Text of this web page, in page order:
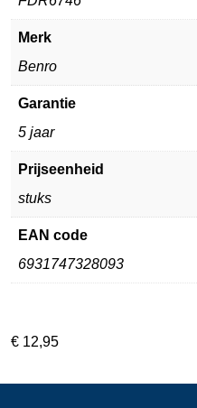
Merk
Benro
Garantie
5 jaar
Prijseenheid
stuks
EAN code
6931747328093
€ 12,95